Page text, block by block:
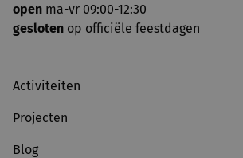
open ma-vr 09:00-12:30
gesloten op officiële feestdagen
Activiteiten
Projecten
Blog